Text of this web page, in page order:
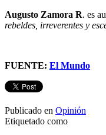
Augusto Zamora R. es
rebeldes, irreverentes y
FUENTE: El Mundo
Publicado en Opinión
Etiquetado como